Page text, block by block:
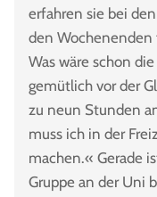
erfahren sie bei
den Wochenenden
Was wäre schon
gemütlich vor der
zu neun Stunden
muss ich in der
machen.« Gerade
Gruppe an der Uni